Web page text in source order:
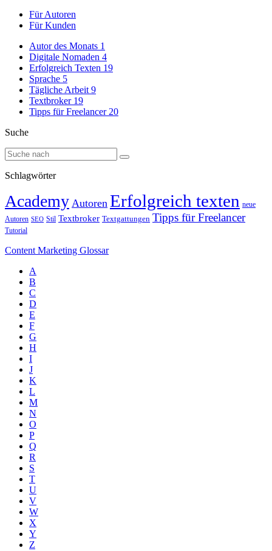
Für Autoren
Für Kunden
Autor des Monats 1
Digitale Nomaden 4
Erfolgreich Texten 19
Sprache 5
Tägliche Arbeit 9
Textbroker 19
Tipps für Freelancer 20
Suche
Schlagwörter
Academy Autoren Erfolgreich texten neue
Autoren SEO Stil Textbroker Textgattungen Tipps für Freelancer
Tutorial
Content Marketing Glossar
A
B
C
D
E
F
G
H
I
J
K
L
M
N
O
P
Q
R
S
T
U
V
W
X
Y
Z